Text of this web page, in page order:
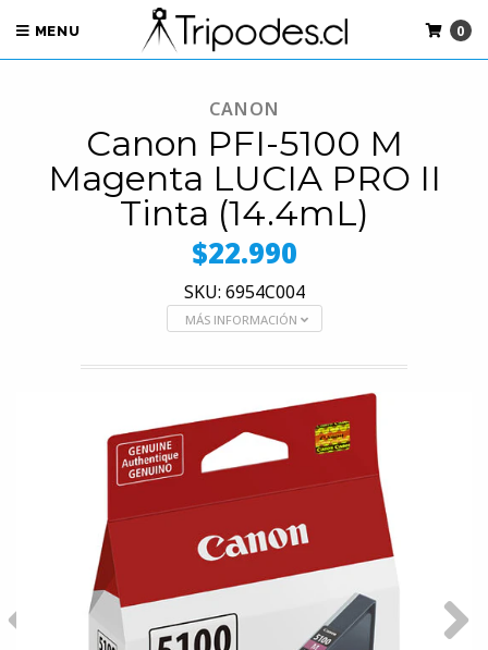
MENU 0
CANON
Canon PFI-5100 M
Magenta LUCIA PRO II
Tinta (14.4mL)
$22.990
SKU: 6954C004
MÁS INFORMACIÓN